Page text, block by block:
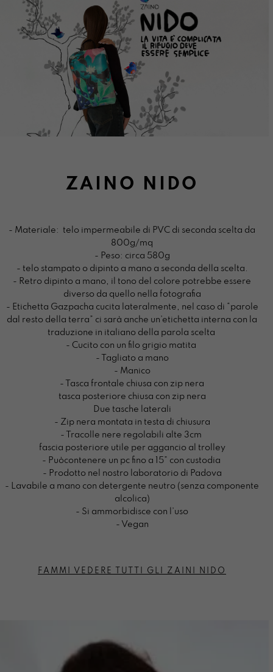
ZAINO NIDO
- Materiale: telo impermeabile di PVC di seconda scelta da
800g/mq
- Peso: circa 580g
- telo stampato o dipinto a mano a seconda della scelta.
- Retro dipinto a mano, il tono del colore potrebbe essere
diverso da quello nella fotografia
- Etichetta Gazpacha cucita lateralmente, nel caso di “parole
dal resto della terra” ci sarà anche un’etichetta interna con la
traduzione in italiano della parola scelta
- Cucito con un filo grigio matita
- Tagliato a mano
- Manico
- Tasca frontale chiusa con zip nera
tasca posteriore chiusa con zip nera
Due tasche laterali
- Zip nera montata in testa di chiusura
- Tracolle nere regolabili alte 3cm
fascia posteriore utile per aggancio al trolley
- Puòcontenere un pc fino a 15” con custodia
- Prodotto nel nostro laboratorio di Padova
- Lavabile a mano con detergente neutro (senza componente
alcolica)
- Si ammorbidisce con l’uso
- Vegan
FAMMI VEDERE TUTTI GLI ZAINI NIDO